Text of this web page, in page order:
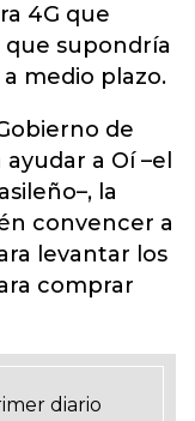
4G que
supondría
medio plazo.
de
a Oí –el
la
convencer a
levantar los
comprar
diario